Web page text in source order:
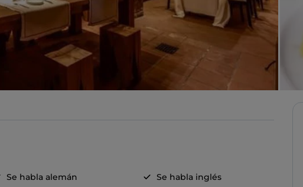
Se habla alemán Se habla inglés